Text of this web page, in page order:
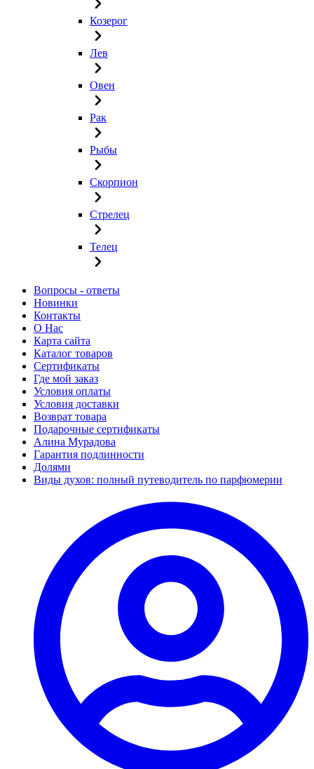
Козерог
Лев
Овен
Рак
Рыбы
Скорпион
Стрелец
Телец
Вопросы - ответы
Новинки
Контакты
О Нас
Карта сайта
Каталог товаров
Сертификаты
Где мой заказ
Условия оплаты
Условия доставки
Возврат товара
Подарочные сертификаты
Алина Мурадова
Гарантия подлинности
Долями
Виды духов: полный путеводитель по парфюмерии